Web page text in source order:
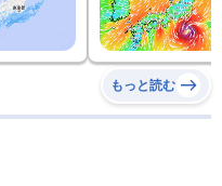
もっと読む